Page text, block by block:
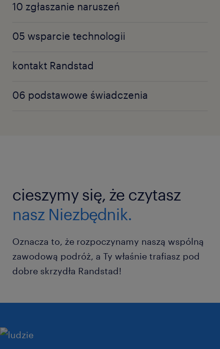
10 zgłaszanie naruszeń
05 wsparcie technologii
kontakt Randstad
06 podstawowe świadczenia
cieszymy się, że czytasz
nasz Niezbędnik.
Oznacza to, że rozpoczynamy naszą wspólną
zawodową podróż, a Ty właśnie trafiasz pod
dobre skrzydła Randstad!